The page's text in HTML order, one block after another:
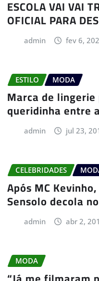
ESCOLA VAI VAI
OFICIAL PARA
admin fev 6,
ESTILO MODA
Marca de
queridinha entre
admin jul 23,
CELEBRIDADES
Após MC
Sensolo decola
admin abr 2,
MODA